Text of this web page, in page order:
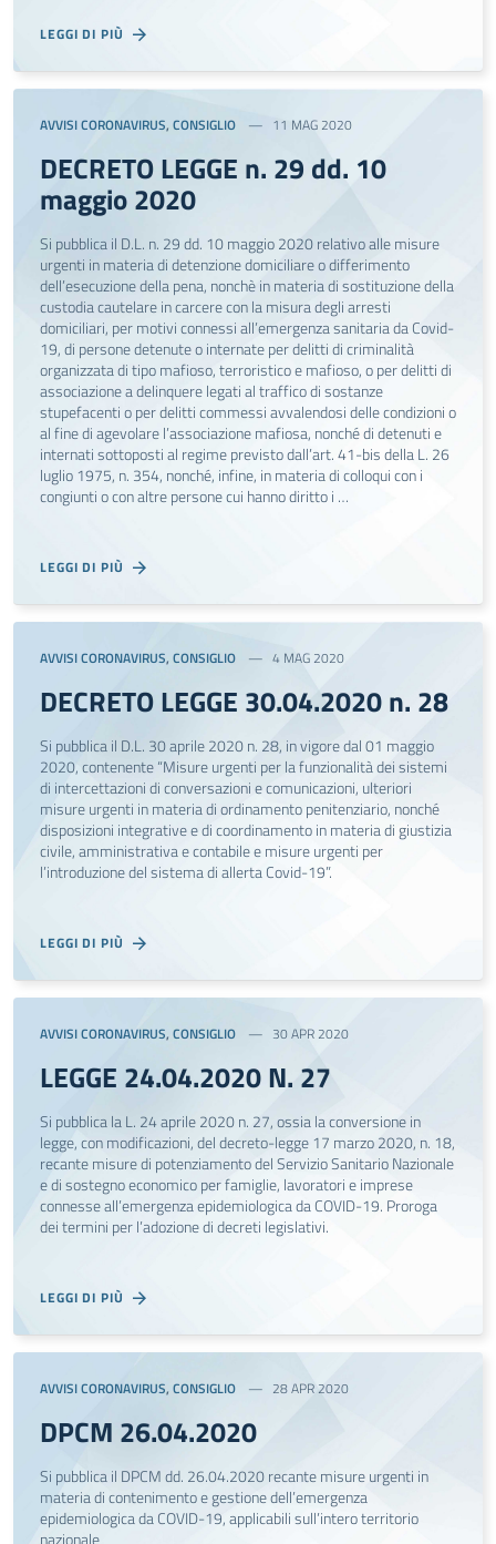
LEGGI DI PIÙ
AVVISI CORONAVIRUS, CONSIGLIO 11 MAG 2020
DECRETO LEGGE n. 29 dd. 10
maggio 2020
Si pubblica il D.L. n. 29 dd. 10 maggio 2020 relativo alle misure
urgenti in materia di detenzione domiciliare o differimento
dell’esecuzione della pena, nonchè in materia di sostituzione della
custodia cautelare in carcere con la misura degli arresti
domiciliari, per motivi connessi all’emergenza sanitaria da Covid-
19, di persone detenute o internate per delitti di criminalità
organizzata di tipo mafioso, terroristico e mafioso, o per delitti di
associazione a delinquere legati al traffico di sostanze
stupefacenti o per delitti commessi avvalendosi delle condizioni o
al fine di agevolare l’associazione mafiosa, nonché di detenuti e
internati sottoposti al regime previsto dall’art. 41-bis della L. 26
luglio 1975, n. 354, nonché, infine, in materia di colloqui con i
congiunti o con altre persone cui hanno diritto i …
LEGGI DI PIÙ
AVVISI CORONAVIRUS, CONSIGLIO 4 MAG 2020
DECRETO LEGGE 30.04.2020 n. 28
Si pubblica il D.L. 30 aprile 2020 n. 28, in vigore dal 01 maggio
2020, contenente “Misure urgenti per la funzionalità dei sistemi
di intercettazioni di conversazioni e comunicazioni, ulteriori
misure urgenti in materia di ordinamento penitenziario, nonché
disposizioni integrative e di coordinamento in materia di giustizia
civile, amministrativa e contabile e misure urgenti per
l’introduzione del sistema di allerta Covid-19”.
LEGGI DI PIÙ
AVVISI CORONAVIRUS, CONSIGLIO 30 APR 2020
LEGGE 24.04.2020 N. 27
Si pubblica la L. 24 aprile 2020 n. 27, ossia la conversione in
legge, con modificazioni, del decreto-legge 17 marzo 2020, n. 18,
recante misure di potenziamento del Servizio Sanitario Nazionale
e di sostegno economico per famiglie, lavoratori e imprese
connesse all’emergenza epidemiologica da COVID-19. Proroga
dei termini per l’adozione di decreti legislativi.
LEGGI DI PIÙ
AVVISI CORONAVIRUS, CONSIGLIO 28 APR 2020
DPCM 26.04.2020
Si pubblica il DPCM dd. 26.04.2020 recante misure urgenti in
materia di contenimento e gestione dell’emergenza
epidemiologica da COVID-19, applicabili sull’intero territorio
nazionale